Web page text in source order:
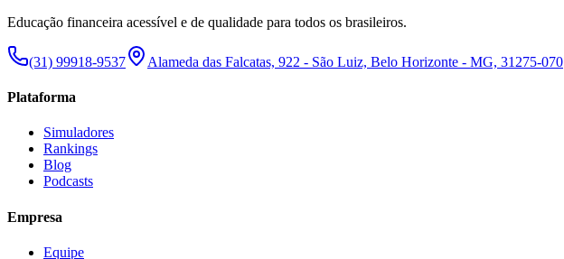
Educação financeira acessível e de qualidade para todos os brasileiros.
(31) 99918-9537 Alameda das Falcatas, 922 - São Luiz, Belo Horizonte - MG, 31275-070
Plataforma
Simuladores
Rankings
Blog
Podcasts
Empresa
Equipe